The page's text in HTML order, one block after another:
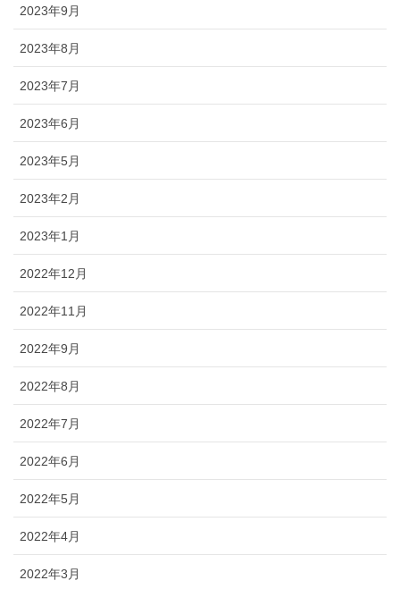
2023年9月
2023年8月
2023年7月
2023年6月
2023年5月
2023年2月
2023年1月
2022年12月
2022年11月
2022年9月
2022年8月
2022年7月
2022年6月
2022年5月
2022年4月
2022年3月